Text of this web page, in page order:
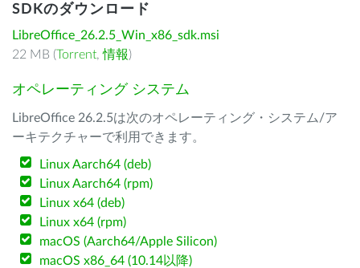
SDKのダウンロード
LibreOffice_26.2.5_Win_x86_sdk.msi
22 MB (Torrent,情報)
オペレーティング システム
LibreOffice 26.2.5は次のオペレーティング・システム/ア
ーキテクチャーで利用できます。
Linux Aarch64 (deb)
Linux Aarch64 (rpm)
Linux x64 (deb)
Linux x64 (rpm)
macOS (Aarch64/Apple Silicon)
macOS x86_64 (10.14以降)